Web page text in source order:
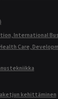
International
Care,
kehittäminen